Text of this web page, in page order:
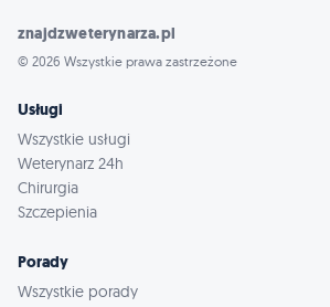
znajdzweterynarza.pl
© 2026 Wszystkie prawa zastrzeżone
Usługi
Wszystkie usługi
Weterynarz 24h
Chirurgia
Szczepienia
Porady
Wszystkie porady